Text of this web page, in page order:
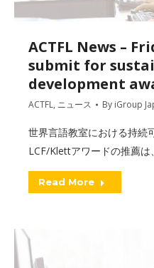
ACTFL News –
submit for
development
ACTFL, ニュース By iGroup
世界言語教室における持続
LCF/Klettアワードの推薦は
Read More